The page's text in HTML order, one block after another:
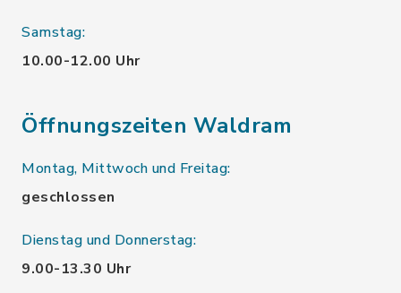
Samstag:
10.00-12.00 Uhr
Öffnungszeiten Waldram
Montag, Mittwoch und Freitag:
geschlossen
Dienstag und Donnerstag:
9.00-13.30 Uhr